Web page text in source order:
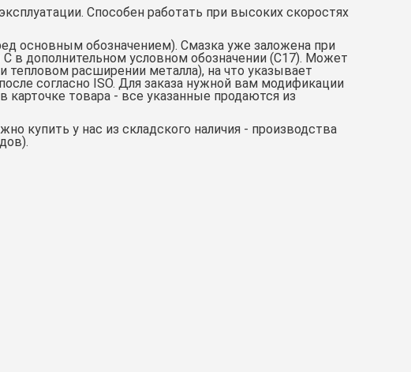
Способен работать при высоких скоростях
основным обозначением). Смазка уже заложена при
в дополнительном условном обозначении (С17). Может
расширении металла), на что указывает
согласно ISO. Для заказа нужной вам модификации
товара - все указанные продаются из
купить у нас из складского наличия - производства